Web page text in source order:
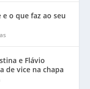
e o que faz ao seu
e Flávio
de vice na chapa